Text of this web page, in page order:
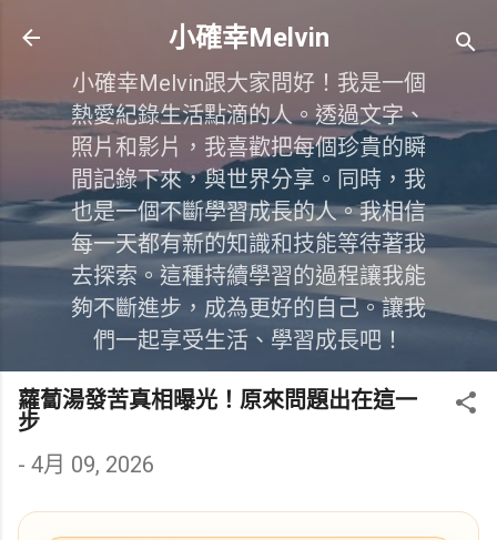
跳到主要內容
小確幸Melvin
小確幸Melvin跟大家問好！我是一個
熱愛紀錄生活點滴的人。透過文字、
照片和影片，我喜歡把每個珍貴的瞬
間記錄下來，與世界分享。同時，我
也是一個不斷學習成長的人。我相信
每一天都有新的知識和技能等待著我
去探索。這種持續學習的過程讓我能
夠不斷進步，成為更好的自己。讓我
們一起享受生活、學習成長吧！
蘿蔔湯發苦真相曝光！原來問題出在這一
步
- 4月 09, 2026